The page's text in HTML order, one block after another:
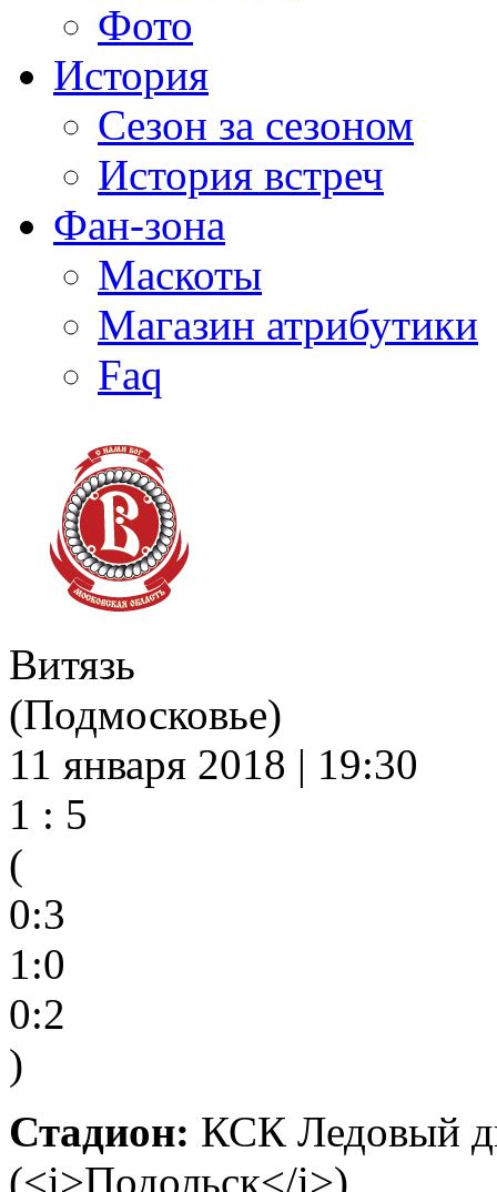
Фото
История
Сезон за сезоном
История встреч
Фан-зона
Маскоты
Магазин атрибутики
Faq
Витязь
(Подмосковье)
11 января 2018 | 19:30
1 : 5
(
0:3
1:0
0:2
)
Стадион: КСК Ледовый
(<i>Подольск</i>)